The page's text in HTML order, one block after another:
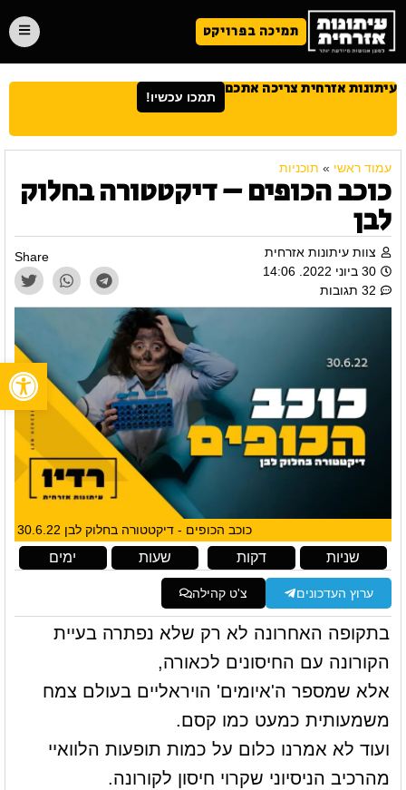
תמיכה בפרויקט
עיתונות אזרחית צריכה אתכם תמכו עכשיו!
עמוד ראשי » תוכניות
כוכב הכופים – דיקטטורה בחלוק
לבן
צוות עיתונות אזרחית
30 ביוני 2022. 14:06
32 תגובות
Share
כוכב הכופים - דיקטטורה בחלוק לבן 30.6.22
ימים שעות דקות שניות
ערוץ העדכונים צ'ט קהילה
בתקופה האחרונה לא רק שלא נפתרה בעיית
הקורונה עם החיסונים לכאורה,
אלא שמספר ה'איומים' הויראליים בעולם צמח
משמעותית כמעט כמו קסם.
ועוד לא אמרנו כלום על כמות תופעות הלוואיי
מהרכיב הניסיוני שקרוי חיסון לקורונה.